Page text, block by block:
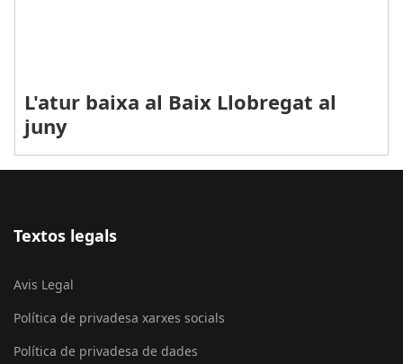
L'atur baixa al Baix Llobregat al
juny
Textos legals
Avis Legal
Política de privadesa xarxes socials
Política de privadesa de dades